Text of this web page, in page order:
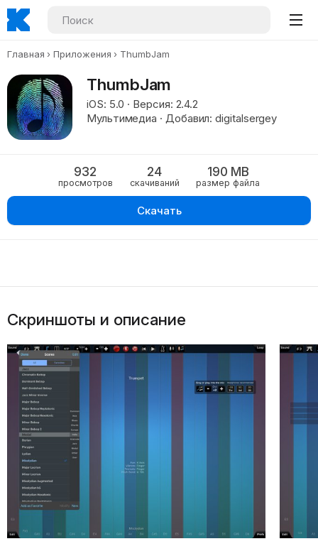
Главная Приложения ThumbJam
ThumbJam
iOS: 5.0 · Версия: 2.4.2
Мультимедиа · Добавил: digitalsergey
932
просмотров
24
скачиваний
190 MB
размер файла
Скачать
Скриншоты и описание